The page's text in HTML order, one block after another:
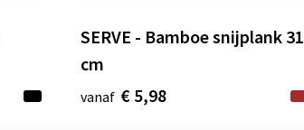
SERVE - Bamboe snijplank 31
cm
vanaf € 5,98